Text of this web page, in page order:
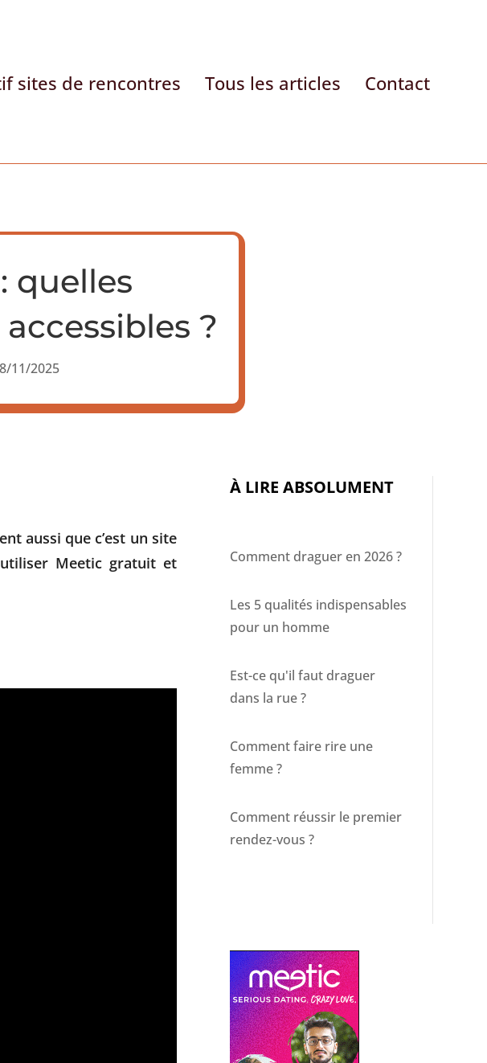
sites de rencontres Tous les articles Contact
quelles
?
11/2025
aussi que c’est un site
Meetic gratuit et
À LIRE ABSOLUMENT
Comment draguer en 2026 ?
Les 5 qualités indispensables
pour un homme
Est-ce qu'il faut draguer
dans la rue ?
Comment faire rire une
femme ?
Comment réussir le premier
rendez-vous ?